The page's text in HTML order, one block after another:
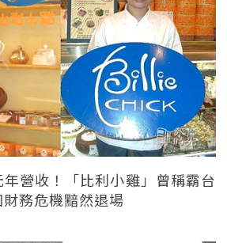
營收！「比利小雞」曾稱霸台
務危機黯然退場